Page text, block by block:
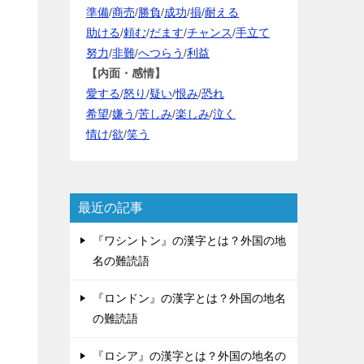
準備/商売/勝負/成功/損/耐える
助ける/頼む/だます/チャンス/手立て
努力/非難/へつらう/利益
【内面・感情】
愛する/怒り/疑い/恨み/恐れ
希望/嫌う/苦しみ/楽しみ/泣く
情け/欲/笑う
最近の記事
『ワシントン』の漢字とは？外国の地
名の難読語
『ロンドン』の漢字とは？外国の地名
の難読語
『ロシア』の漢字とは？外国の地名の